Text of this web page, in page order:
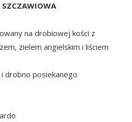
SZCZAWIOWA
na drobiowej kości z
zielem angielskim i liściem
drobno posiekanego